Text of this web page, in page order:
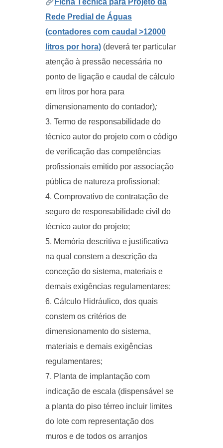
Ficha Técnica para Projeto da
Rede Predial de Águas
(contadores com caudal >12000
litros por hora) (deverá ter particular
atenção à pressão necessária no
ponto de ligação e caudal de cálculo
em litros por hora para
dimensionamento do contador);
Termo de responsabilidade do
técnico autor do projeto com o código
de verificação das competências
profissionais emitido por associação
pública de natureza profissional;
Comprovativo de contratação de
seguro de responsabilidade civil do
técnico autor do projeto;
Memória descritiva e justificativa
na qual constem a descrição da
conceção do sistema, materiais e
demais exigências regulamentares;
Cálculo Hidráulico, dos quais
constem os critérios de
dimensionamento do sistema,
materiais e demais exigências
regulamentares;
Planta de implantação com
indicação de escala (dispensável se
a planta do piso térreo incluir limites
do lote com representação dos
muros e de todos os arranjos